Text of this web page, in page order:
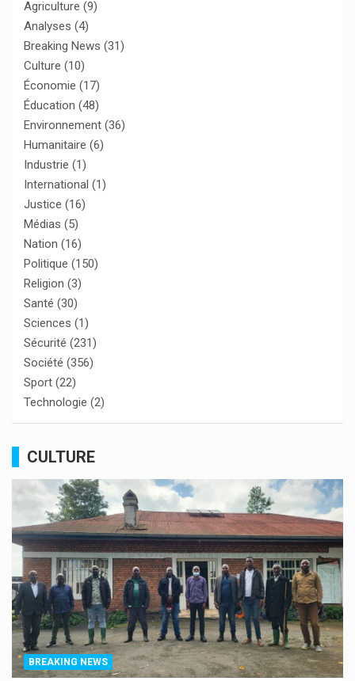
Agriculture (9)
Analyses (4)
Breaking News (31)
Culture (10)
Économie (17)
Éducation (48)
Environnement (36)
Humanitaire (6)
Industrie (1)
International (1)
Justice (16)
Médias (5)
Nation (16)
Politique (150)
Religion (3)
Santé (30)
Sciences (1)
Sécurité (231)
Société (356)
Sport (22)
Technologie (2)
CULTURE
BREAKING NEWS